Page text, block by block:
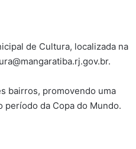
de Cultura, localizada na
bairros, promovendo uma
da Copa do Mundo.